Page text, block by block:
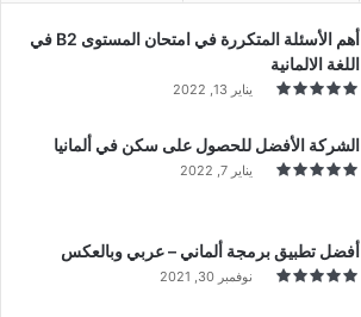
أهم الأسئلة المتكررة في امتحان المستوى B2 في
اللغة الالمانية
يناير 13, 2022
الشركة الأفضل للحصول على سكن في ألمانيا
يناير 7, 2022
أفضل تطبيق برمجة ألماني – عربي وبالعكس
نوفمبر 30, 2021